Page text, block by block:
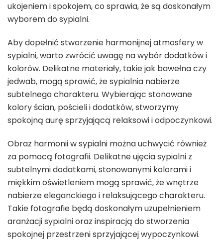
ukojeniem i spokojem, co sprawia, że są doskonałym
wyborem do sypialni.
Aby dopełnić stworzenie harmonijnej atmosfery w
sypialni, warto zwrócić uwagę na wybór dodatków i
kolorów. Delikatne materiały, takie jak bawełna czy
jedwab, mogą sprawić, że sypialnia nabierze
subtelnego charakteru. Wybierając stonowane
kolory ścian, pościeli i dodatków, stworzymy
spokojną aurę sprzyjającą relaksowi i odpoczynkowi.
Obraz harmonii w sypialni można uchwycić również
za pomocą fotografii. Delikatne ujęcia sypialni z
subtelnymi dodatkami, stonowanymi kolorami i
miękkim oświetleniem mogą sprawić, że wnętrze
nabierze eleganckiego i relaksującego charakteru.
Takie fotografie będą doskonałym uzupełnieniem
aranżacji sypialni oraz inspiracją do stworzenia
spokojnej przestrzeni sprzyjającej wypoczynkowi.